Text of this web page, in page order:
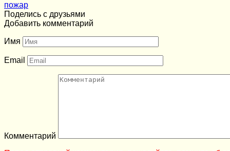
пожар
Поделись с друзьями
Добавить комментарий
Имя
Email
Комментарий